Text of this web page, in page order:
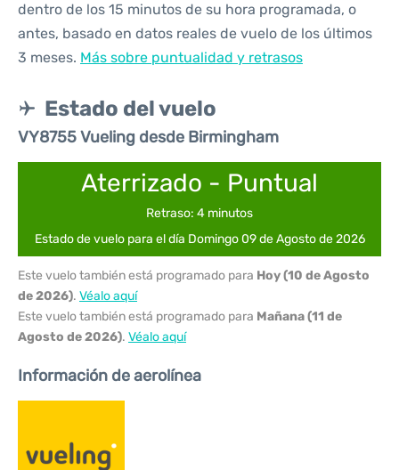
dentro de los 15 minutos de su hora programada, o
antes, basado en datos reales de vuelo de los últimos
3 meses. Más sobre puntualidad y retrasos
Estado del vuelo
VY8755 Vueling desde Birmingham
Aterrizado - Puntual
Retraso: 4 minutos
Estado de vuelo para el día Domingo 09 de Agosto de 2026
Este vuelo también está programado para Hoy (10 de Agosto
de 2026). Véalo aquí
Este vuelo también está programado para Mañana (11 de
Agosto de 2026). Véalo aquí
Información de aerolínea